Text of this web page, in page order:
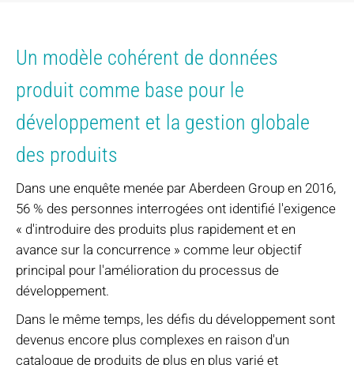
Un modèle cohérent de données
produit comme base pour le
développement et la gestion globale
des produits
Dans une enquête menée par Aberdeen Group en 2016,
56 % des personnes interrogées ont identifié l'exigence
« d'introduire des produits plus rapidement et en
avance sur la concurrence » comme leur objectif
principal pour l'amélioration du processus de
développement.
Dans le même temps, les défis du développement sont
devenus encore plus complexes en raison d'un
catalogue de produits de plus en plus varié et